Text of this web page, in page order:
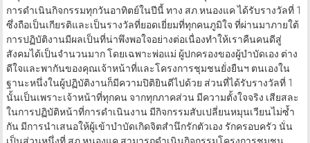
การดำเนินกิจกรรมทุกวันอาทิตย์ในปีนี้ ทาง สภ.หนองแค ได้รับรางวัลที่ 1
ซึ่งถือเป็นเกียรติและเป็นรางวัลที่ยอดเยี่ยมที่ทุกคนภูมิใจ ที่ผ่านมาภายใต้
การปฏิบัติงานมีผลเป็นที่น่าพึงพอใจอย่างต่อเนื่องทำให้เราคืนคนดีสู่
สังคมได้เป็นจำนวนมาก โดยเฉพาะพ่อแม่ ผู้ปกครองของผู้บำบัดเอง ต่าง
ดีใจและพากันของคุณเจ้าหน้าที่และโครงการชุมชนยั่งยืนฯ ตนเองใน
ฐานะหนึ่งในผู้ปฏิบัติงานก็มีความปิติยินดีไปด้วย ส่วนที่ได้รับรางวัลที่ 1
นั้นเป็นเพราะเจ้าหน้าที่ทุกคน จากทุกภาคส่วน มีความตั้งใจจริง เสียสละ
ในการปฏิบัติหน้าที่การดำเนินงาน มีกิจกรรมสับเปลี่ยนหมุนเวียนไม่ซ้ำ
กัน มีการนำเสนอให้ผู้เข้าบำบัดเกิดจิตสำนึกรักตัวเอง รักครอบครัว นั่น